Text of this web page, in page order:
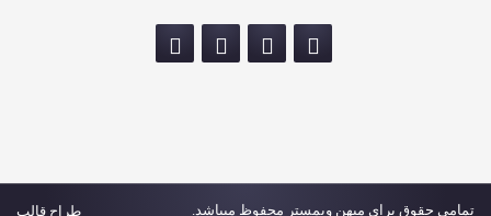
تمامی حقوق برای میهن وبمستر محفوظ میباشد. طراح قالب